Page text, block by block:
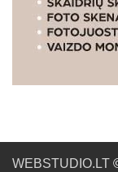
WEBSTUDIO.LT